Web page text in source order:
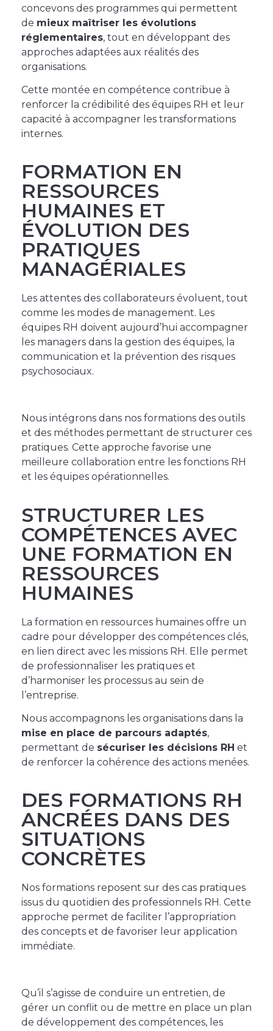
concevons des programmes qui permettent
de mieux maîtriser les évolutions
réglementaires, tout en développant des
approches adaptées aux réalités des
organisations.
Cette montée en compétence contribue à
renforcer la crédibilité des équipes RH et leur
capacité à accompagner les transformations
internes.
FORMATION EN
RESSOURCES
HUMAINES ET
ÉVOLUTION DES
PRATIQUES
MANAGÉRIALES
Les attentes des collaborateurs évoluent, tout
comme les modes de management. Les
équipes RH doivent aujourd’hui accompagner
les managers dans la gestion des équipes, la
communication et la prévention des risques
psychosociaux.
Nous intégrons dans nos formations des outils
et des méthodes permettant de structurer ces
pratiques. Cette approche favorise une
meilleure collaboration entre les fonctions RH
et les équipes opérationnelles.
STRUCTURER LES
COMPÉTENCES AVEC
UNE FORMATION EN
RESSOURCES
HUMAINES
La formation en ressources humaines offre un
cadre pour développer des compétences clés,
en lien direct avec les missions RH. Elle permet
de professionnaliser les pratiques et
d’harmoniser les processus au sein de
l’entreprise.
Nous accompagnons les organisations dans la
mise en place de parcours adaptés,
permettant de sécuriser les décisions RH et
de renforcer la cohérence des actions menées.
DES FORMATIONS RH
ANCRÉES DANS DES
SITUATIONS
CONCRÈTES
Nos formations reposent sur des cas pratiques
issus du quotidien des professionnels RH. Cette
approche permet de faciliter l’appropriation
des concepts et de favoriser leur application
immédiate.
Qu’il s’agisse de conduire un entretien, de
gérer un conflit ou de mettre en place un plan
de développement des compétences, les